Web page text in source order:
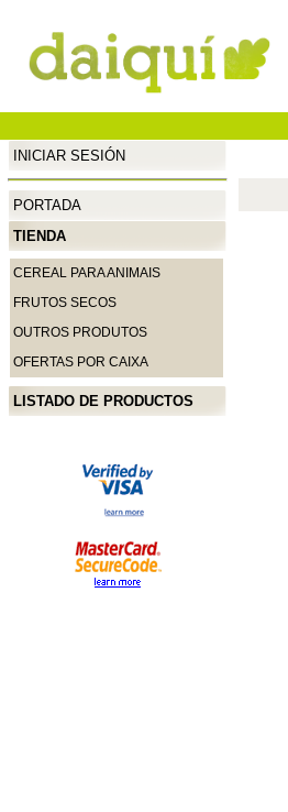
INICIAR SESIÓN
PORTADA
TIENDA
CEREAL PARA ANIMAIS
FRUTOS SECOS
OUTROS PRODUTOS
OFERTAS POR CAIXA
LISTADO DE PRODUCTOS